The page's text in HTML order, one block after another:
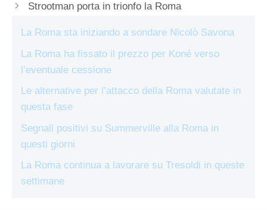
Strootman porta in trionfo la Roma
La Roma sta iniziando a sondare Nicolò Savona
La Roma ha fissato il prezzo per Koné verso
l’eventuale cessione
Le alternative per l’attacco della Roma valutate in
questa fase
Segnali positivi su Summerville alla Roma in
questi giorni
La Roma continua a lavorare su Tresoldi in queste
settimane